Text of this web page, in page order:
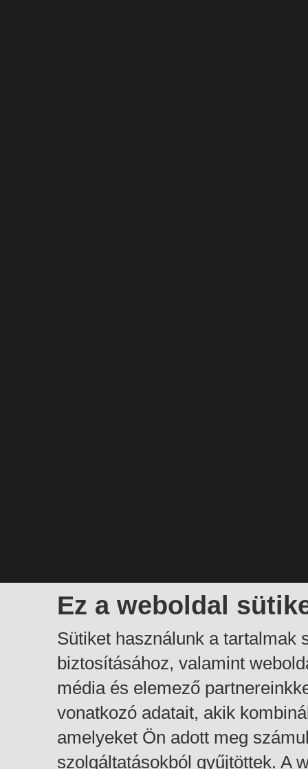
Ez a weboldal
Sütiket használunk a tartalmak
biztosításához, valamint
média és elemező
vonatkozó adatait, akik
amelyeket Ön adott meg
szolgáltatásokból gyűjtöttek. A